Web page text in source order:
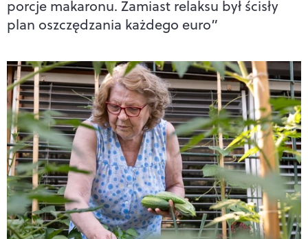
porcje makaronu. Zamiast relaksu był ścisły
plan oszczędzania każdego euro”